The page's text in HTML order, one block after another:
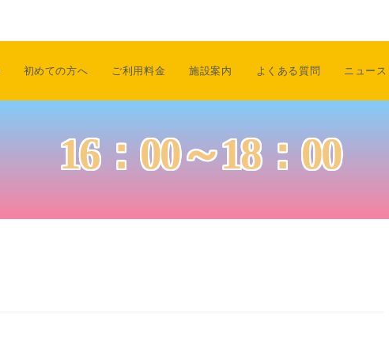
初めての方へ ご利用料金 施設案内 よくある質問 ニュース
16：00～18：00